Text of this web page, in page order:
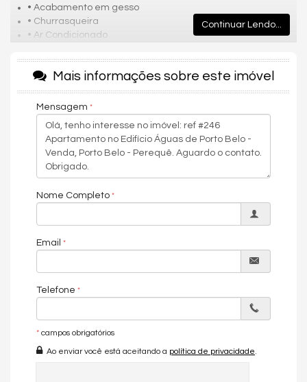
• Acabamento em gesso
• Churrasqueira
• Ar Condicionado
• Sacada
• Despensa
• Sala de Estar
• Interfone
• Varanda
• Banheiro Social
• Gás Individual
• Móveis Planejados
• Armário Cozinha
Guarita de segurança
Continuar Lendo...
Mais informações sobre este imóvel
Mensagem
Nome Completo
Email
Telefone
* campos obrigatórios
Ao enviar você está aceitando a política de privacidade